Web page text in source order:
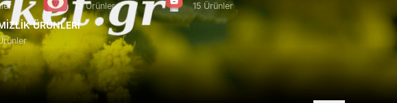
13 Ürünler 15 Ürünler
ÜRÜNLERI